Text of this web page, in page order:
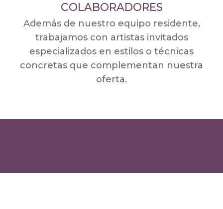
COLABORADORES
Además de nuestro equipo residente,
trabajamos con artistas invitados
especializados en estilos o técnicas
concretas que complementan nuestra
oferta.